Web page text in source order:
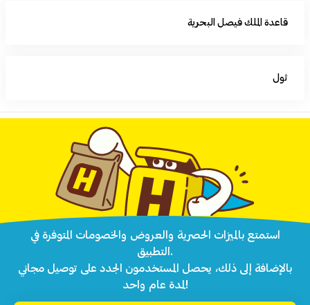
قاعدة الملك فيصل البحرية
ثول
استمتع بالميزات الحصرية والعروض والخصومات المتوفرة في
التطبيق.
بالإضافة إلى ذلك، يحصل المستخدمون الجدد على توصيل مجاني
لمدة عام واحد!